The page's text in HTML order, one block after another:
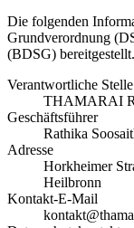
Die folgenden
Grundverordnung
(BDSG) bereitgestellt.
Verantwortliche Stelle
THAMARAI
Geschäftsführer
Rathika
Adresse
Horkheimer
Heilbronn
Kontakt-E-Mail